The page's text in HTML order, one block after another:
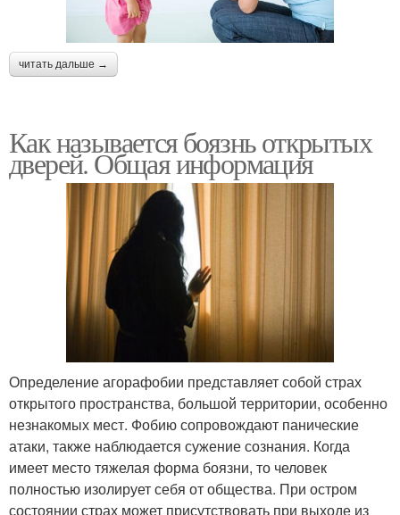
читать дальше →
Как называется боязнь открытых
дверей. Общая информация
Определение агорафобии представляет собой страх
открытого пространства, большой территории, особенно
незнакомых мест. Фобию сопровождают панические
атаки, также наблюдается сужение сознания. Когда
имеет место тяжелая форма боязни, то человек
полностью изолирует себя от общества. При остром
состоянии страх может присутствовать при выходе из